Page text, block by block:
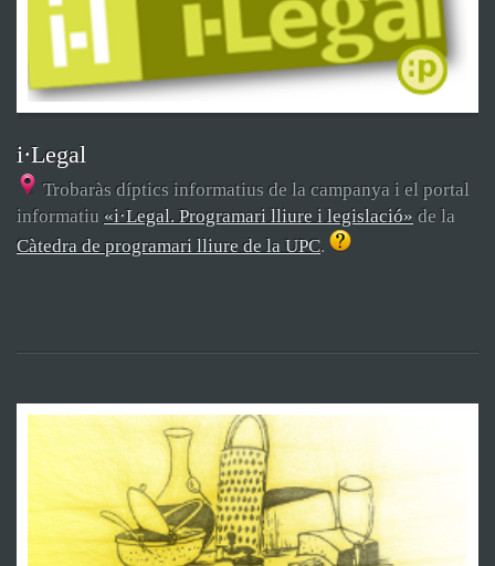
i·Legal
Trobaràs díptics informatius de la campanya i el portal
informatiu «i·Legal. Programari lliure i legislació» de la
Càtedra de programari lliure de la UPC.